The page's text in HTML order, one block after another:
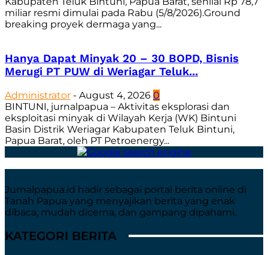
miliar resmi dimulai pada Rabu (5/8/2026).Ground
breaking proyek dermaga yang...
Hanya Dapat Minyak 20 – 30 BOPD, Bisnis
Merugi PT PUW di Weriagar Teluk...
Administrator - August 4, 2026 0
BINTUNI, jurnalpapua – Aktivitas eksplorasi dan
eksploitasi minyak di Wilayah Kerja (WK) Bintuni
Basin Distrik Weriagar Kabupaten Teluk Bintuni,
Papua Barat, oleh PT Petroenergy...
Jurnalpapua.id hadir sebagai portal berita online di
Tanah Papua yang menyajikan berita yang enak
dibaca, mudah dicerna, dan gampang dipahami.
KATEGORI BERITA